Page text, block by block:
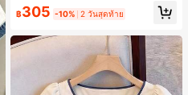
฿305 -10% 2 วันสุดท้าย